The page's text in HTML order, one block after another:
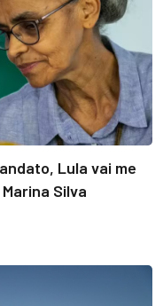
Lula vai me
Silva